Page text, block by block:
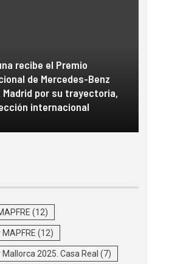
recibe el Premio
de Mercedes-Benz
Madrid por su trayectoria,
internacional
(12)
(12)
2025. Casa Real (7)